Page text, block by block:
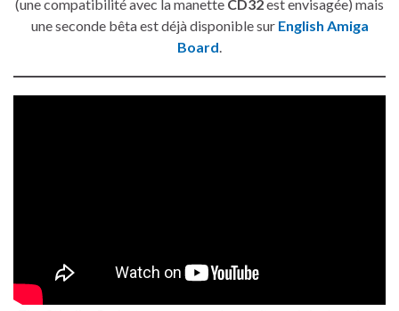
(une compatibilité avec la manette CD32est envisagée) mais
une seconde bêta est déjà disponible sur English Amiga
Board